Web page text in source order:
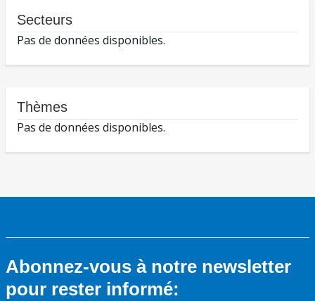
Secteurs
Pas de données disponibles.
Thèmes
Pas de données disponibles.
Abonnez-vous à notre newsletter
pour rester informé: